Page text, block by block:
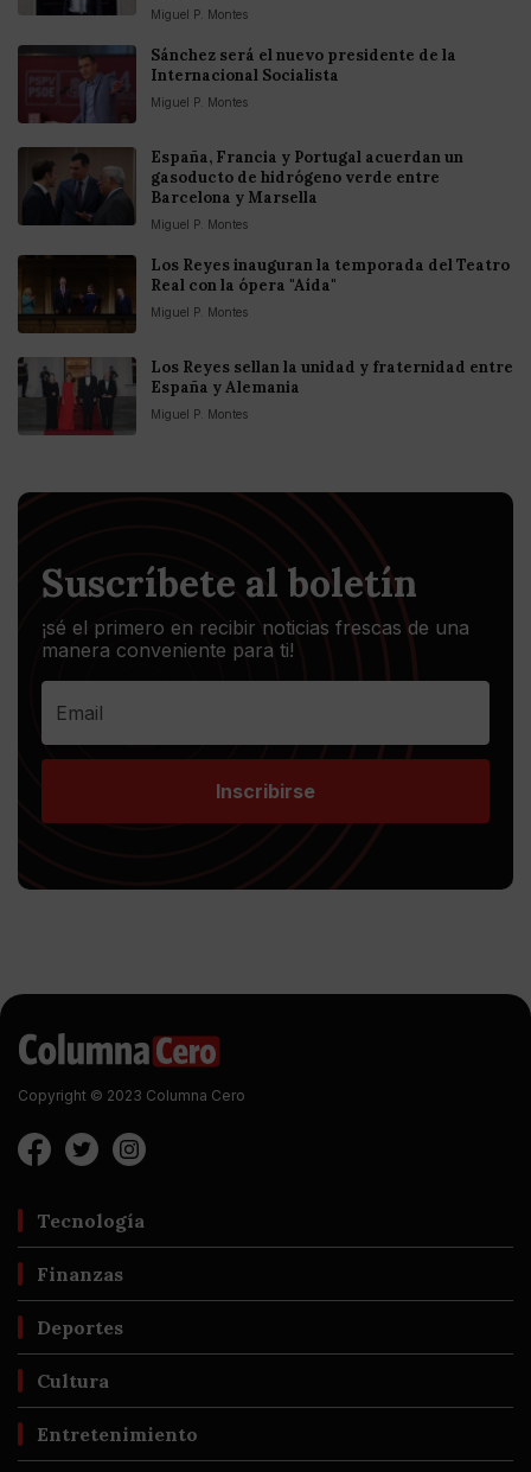
Miguel P. Montes
Sánchez será el nuevo presidente de la
Internacional Socialista
Miguel P. Montes
España, Francia y Portugal acuerdan un
gasoducto de hidrógeno verde entre
Barcelona y Marsella
Miguel P. Montes
Los Reyes inauguran la temporada del Teatro
Real con la ópera "Aída"
Miguel P. Montes
Los Reyes sellan la unidad y fraternidad entre
España y Alemania
Miguel P. Montes
Suscríbete al boletín
¡sé el primero en recibir noticias frescas de una
manera conveniente para ti!
Inscribirse
Copyright © 2023 Columna Cero
Tecnología
Finanzas
Deportes
Cultura
Entretenimiento